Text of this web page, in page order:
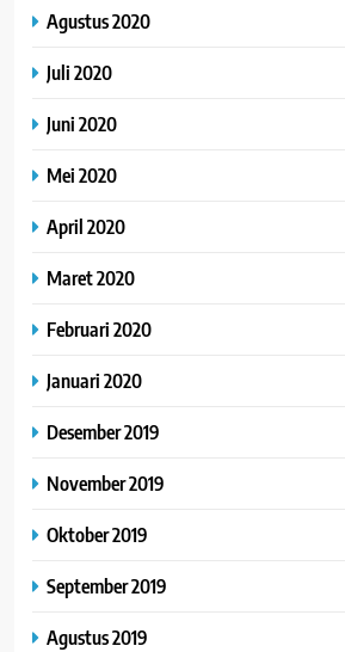
Agustus 2020
Juli 2020
Juni 2020
Mei 2020
April 2020
Maret 2020
Februari 2020
Januari 2020
Desember 2019
November 2019
Oktober 2019
September 2019
Agustus 2019